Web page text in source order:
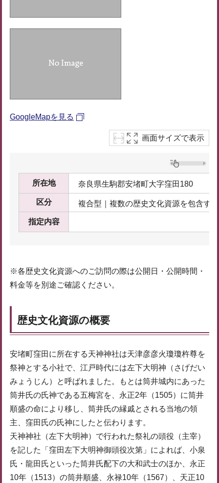
GoogleMapを見る
画面サイズで表示
所在地 奈良県生駒郡安堵町大字窪田180
区分 複合型｜複数の歴史文化資源を包含す
指定内容
※各歴史文化資源へのご訪問の際は公開日・公開時間・
料金等を別途ご確認ください。
歴史文化資源の概要
安堵町窪田に所在する天神神社は天津彦彦火瓊瓊杵尊を
祭神とする小社で、江戸時代には左下大明神（さげだい
みょうじん）と呼ばれました。もとは筒井城内にあった
筒井氏の氏神である五梅宮を、永正2年（1505）に筒井
順盛の命により移し、筒井氏の縁戚とされる当地の領
主、窪田氏の氏神にしたと伝わります。
天神神社（左下大明神）で行われた祭礼の頭役（主宰）
を記した「窪田左下大明神御頭役次第」によれば、小泉
氏・龍田氏といった筒井氏配下の大和武士のほか、永正
10年（1513）の筒井順盛、永禄10年（1567）、天正10